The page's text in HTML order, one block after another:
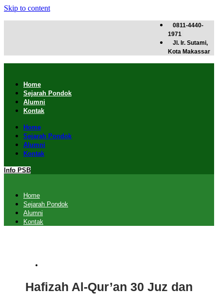
Skip to content
0811-4440-
1971
Jl. Ir. Sutami,
Kota Makassar
Home
Sejarah Pondok
Alumni
Kontak
Home
Sejarah Pondok
Alumni
Kontak
Info PSB
Home
Sejarah Pondok
Alumni
Kontak
Hafizah Al-Qur’an 30 Juz dan